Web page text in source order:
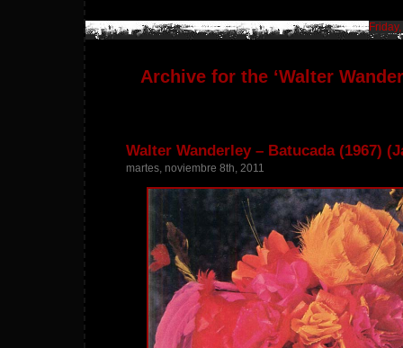
Archive for the ‘Walter
Walter Wanderley – Batucada (1967)
martes, noviembre 8th, 2011